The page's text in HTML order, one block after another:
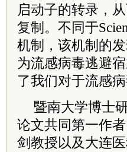
启动子的转录，
复制。不同于
机制，该机制的
为流感病毒逃避
了我们对于流感
暨南大学博士
论文共同第一作
剑教授以及大连